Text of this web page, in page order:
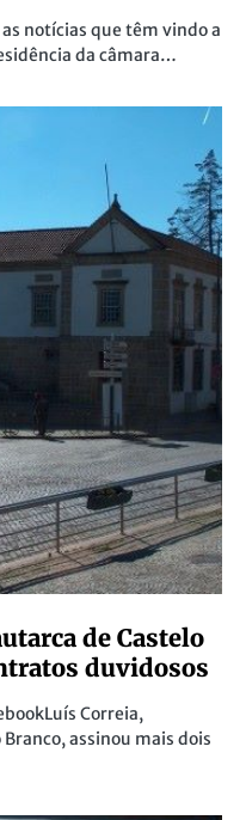
notícias que têm vindo a
da câmara…
de Castelo
duvidosos
Correia,
assinou mais dois